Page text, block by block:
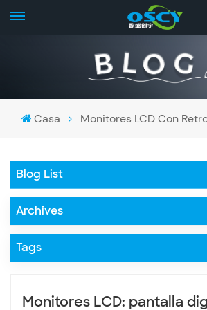
Casa Monitores LCD Con
Blog List
Archives
Tags
Monitores LCD: pantalla